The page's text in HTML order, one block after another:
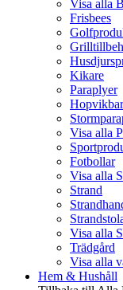
Visa alla
Frisbees
Kikare
Paraplyer
Visa alla
Fotbollar
Visa alla
Strand
Visa alla
Trädgård
Visa alla
Hem & Hushåll